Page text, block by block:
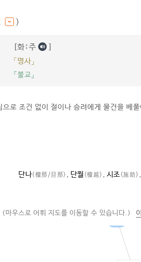
)
[화ː주 ]
「명사」
『불교』
으로 조건 없이 절이나 승려에게 물건을 베
단나(檀那/旦那) , 단월 (檀越) , 시조 (施助) ,
(마우스로 어휘 지도를 이동할 수 있습니다.)